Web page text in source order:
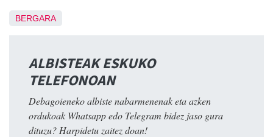
BERGARA
ALBISTEAK ESKUKO
TELEFONOAN
Debagoieneko albiste nabarmenenak eta azken
ordukoak Whatsapp edo Telegram bidez jaso gura
dituzu? Harpidetu zaitez doan!